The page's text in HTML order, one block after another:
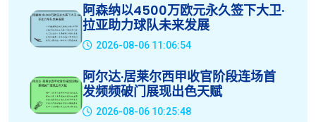
阿森纳以4500万欧元永久签下大卫·
拉亚助力球队未来发展
2026-08-06 11:06:54
阿尔达·居莱尔西甲收官阶段连场首
发频频破门展现出色天赋
2026-08-06 10:25:48